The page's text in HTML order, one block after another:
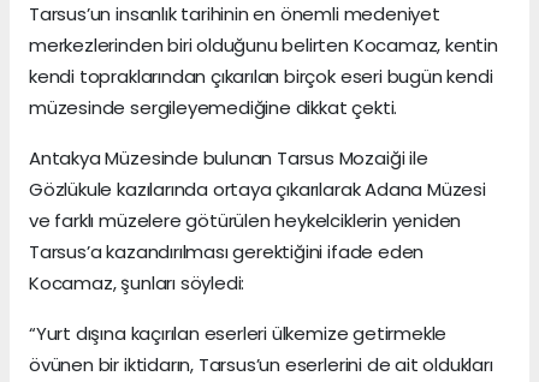
Tarsus’un insanlık tarihinin en önemli medeniyet
merkezlerinden biri olduğunu belirten Kocamaz, kentin
kendi topraklarından çıkarılan birçok eseri bugün kendi
müzesinde sergileyemediğine dikkat çekti.
Antakya Müzesinde bulunan Tarsus Mozaiği ile
Gözlükule kazılarında ortaya çıkarılarak Adana Müzesi
ve farklı müzelere götürülen heykelciklerin yeniden
Tarsus’a kazandırılması gerektiğini ifade eden
Kocamaz, şunları söyledi:
“Yurt dışına kaçırılan eserleri ülkemize getirmekle
övünen bir iktidarın, Tarsus’un eserlerini de ait oldukları